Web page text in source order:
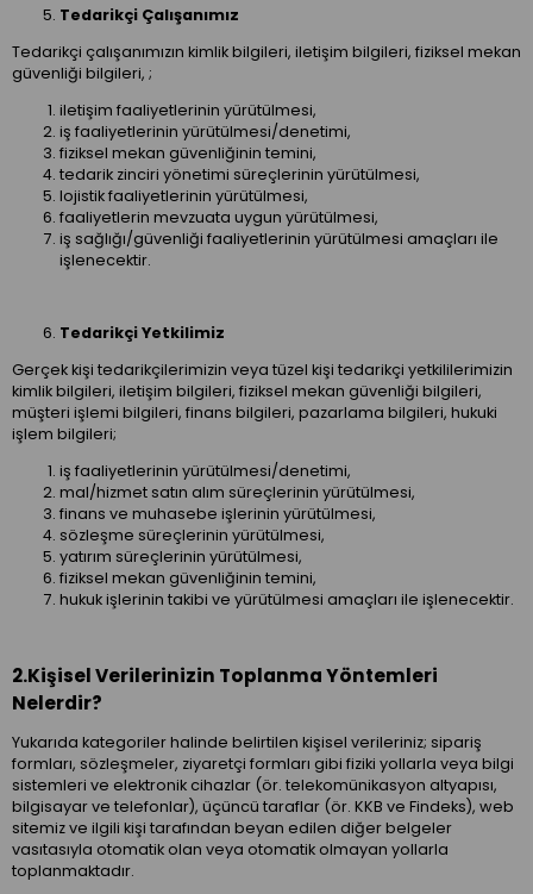
Tedarikçi Çalışanımız
Tedarikçi çalışanımızın kimlik bilgileri, iletişim bilgileri, fiziksel mekan
güvenliği bilgileri, ;
iletişim faaliyetlerinin yürütülmesi,
iş faaliyetlerinin yürütülmesi/denetimi,
fiziksel mekan güvenliğinin temini,
tedarik zinciri yönetimi süreçlerinin yürütülmesi,
lojistik faaliyetlerinin yürütülmesi,
faaliyetlerin mevzuata uygun yürütülmesi,
iş sağlığı/güvenliği faaliyetlerinin yürütülmesi amaçları ile
işlenecektir.
Tedarikçi Yetkilimiz
Gerçek kişi tedarikçilerimizin veya tüzel kişi tedarikçi yetkililerimizin
kimlik bilgileri, iletişim bilgileri, fiziksel mekan güvenliği bilgileri,
müşteri işlemi bilgileri, finans bilgileri, pazarlama bilgileri, hukuki
işlem bilgileri;
iş faaliyetlerinin yürütülmesi/denetimi,
mal/hizmet satın alım süreçlerinin yürütülmesi,
finans ve muhasebe işlerinin yürütülmesi,
sözleşme süreçlerinin yürütülmesi,
yatırım süreçlerinin yürütülmesi,
fiziksel mekan güvenliğinin temini,
hukuk işlerinin takibi ve yürütülmesi amaçları ile işlenecektir.
2.Kişisel Verilerinizin Toplanma Yöntemleri
Nelerdir?
Yukarıda kategoriler halinde belirtilen kişisel verileriniz; sipariş
formları, sözleşmeler, ziyaretçi formları gibi fiziki yollarla veya bilgi
sistemleri ve elektronik cihazlar (ör. telekomünikasyon altyapısı,
bilgisayar ve telefonlar), üçüncü taraflar (ör. KKB ve Findeks), web
sitemiz ve ilgili kişi tarafından beyan edilen diğer belgeler
vasıtasıyla otomatik olan veya otomatik olmayan yollarla
toplanmaktadır.